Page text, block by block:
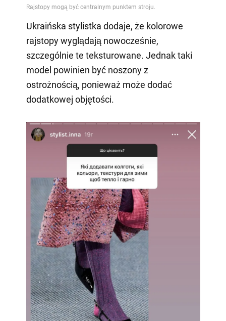
Ukraińska stylistka dodaje, że kolorowe
rajstopy wyglądają nowocześnie,
szczególnie te teksturowane. Jednak taki
model powinien być noszony z
ostrożnością, ponieważ może dodać
dodatkowej objętości.